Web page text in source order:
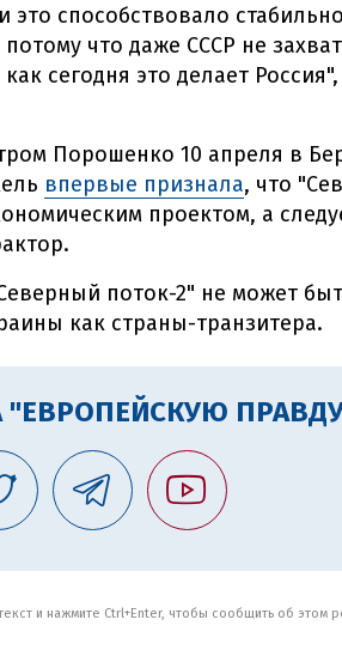
это способствовало
что даже СССР не
сегодня это делает Россия",
Порошенко 10 апреля в
впервые признала, что
проектом, а
поток-2" не может
как страны-транзитера.
и нажмите Ctrl+Enter, чтобы сообщить об этом